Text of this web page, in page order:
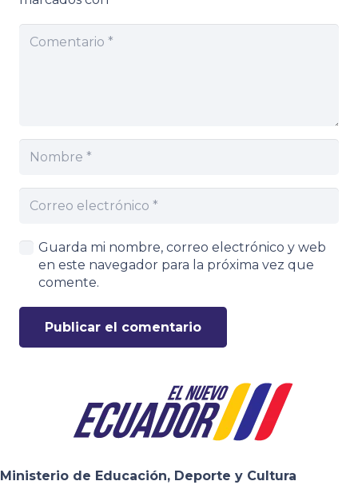
Guarda mi nombre, correo electrónico y web
en este navegador para la próxima vez que
comente.
Publicar el comentario
Ministerio de Educación, Deporte y Cultura